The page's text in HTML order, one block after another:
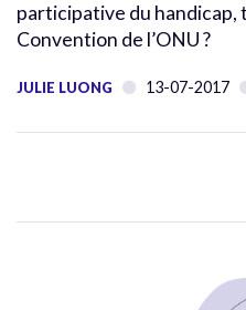
participative du handicap,
Convention de l’ONU ?
JULIE LUONG 13-07-2017